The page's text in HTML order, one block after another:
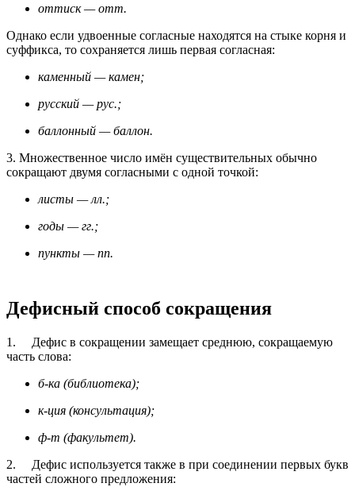
оттиск — отт.
Однако если удвоенные согласные находятся на стыке корня и
суффикса, то сохраняется лишь первая согласная:
каменный — камен;
русский — рус.;
баллонный — баллон.
3. Множественное число имён существительных обычно
сокращают двумя согласными с одной точкой:
листы — лл.;
годы — гг.;
пункты — пп.
Дефисный способ сокращения
1. Дефис в сокращении замещает среднюю, сокращаемую
часть слова:
б-ка (библиотека);
к-ция (консультация);
ф-т (факультет).
2. Дефис используется также в при соединении первых букв
частей сложного предложения: